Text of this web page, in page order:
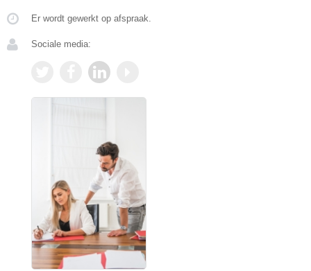
Er wordt gewerkt op afspraak.
Sociale media: